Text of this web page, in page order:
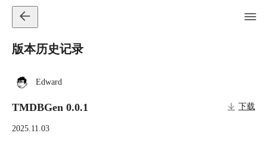
版本历史记录
Edward
TMDBGen 0.0.1 下载
2025.11.03